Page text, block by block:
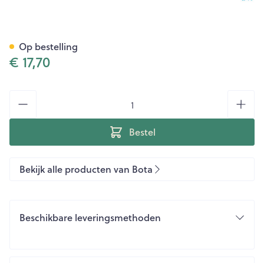
€ 17,70
Bestel
Op bestelling
Bekijk alle producten van Bota
Beschikbare leveringsmethoden